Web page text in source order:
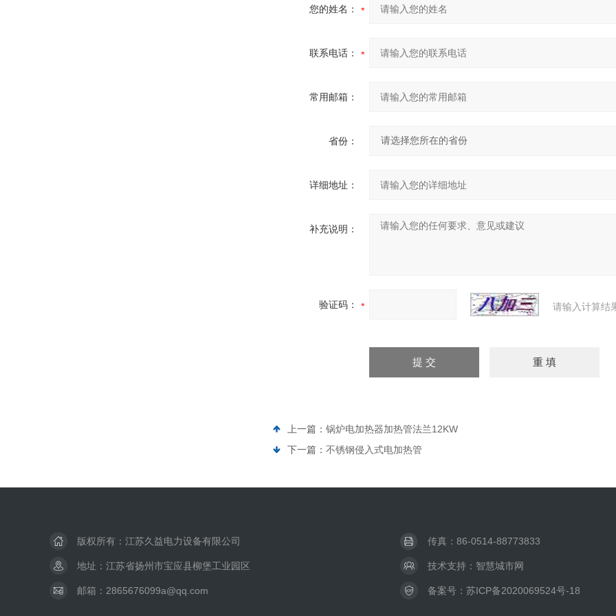
您的姓名：
联系电话：
常用邮箱：
省份：
详细地址：
补充说明：
验证码： 请输入计算结
上一篇： 锅炉电加热器加热管法兰12KW
下一篇： 不锈钢侵入式电加热管
版权所有：江苏久益电力设备有限公司 传真：86-0514-88773833
地址：江苏省扬州市宝应县柳堡工业园区 技术支持： 智慧城市网
邮箱：2865676099a@qq.com 备案号： 苏ICP备2020069524号-18